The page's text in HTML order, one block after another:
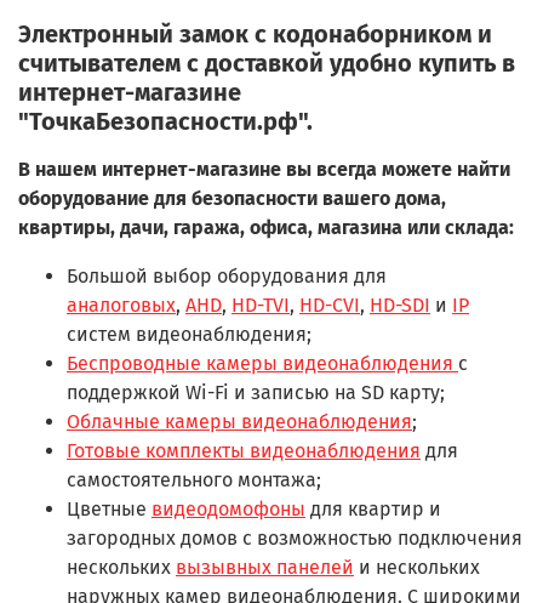
Электронный замок с кодонаборником и
считывателем с доставкой удобно купить в
интернет-магазине
"ТочкаБезопасности.рф".
В нашем интернет-магазине вы всегда можете найти
оборудование для безопасности вашего дома,
квартиры, дачи, гаража, офиса, магазина или склада:
Большой выбор оборудования для
аналоговых, AHD, HD-TVI, HD-CVI, HD-SDI и IP
систем видеонаблюдения;
Беспроводные камеры видеонаблюдения с
поддержкой Wi-Fi и записью на SD карту;
Облачные камеры видеонаблюдения;
Готовые комплекты видеонаблюдения для
самостоятельного монтажа;
Цветные видеодомофоны для квартир и
загородных домов с возможностью подключения
нескольких вызывных панелей и нескольких
наружных камер видеонаблюдения. С широкими